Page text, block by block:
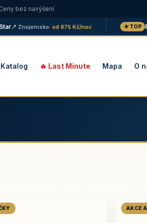
bez navýšení
Znojemsko· od 875 Kč/noc ★ TOP
Katalog 🔥 Last Minute Mapa O
AKCE